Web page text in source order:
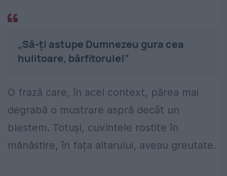
„Să-ți astupe Dumnezeu gura cea
hulitoare, bârfitorule!”
O frază care, în acel context, părea mai
degrabă o mustrare aspră decât un
blestem. Totuși, cuvintele rostite în
mănăstire, în fața altarului, aveau greutate.